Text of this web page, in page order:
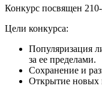
Конкурс посвящен
Цели конкурса:
Популяризация
за ее пределами.
Сохранение и
Открытие новых